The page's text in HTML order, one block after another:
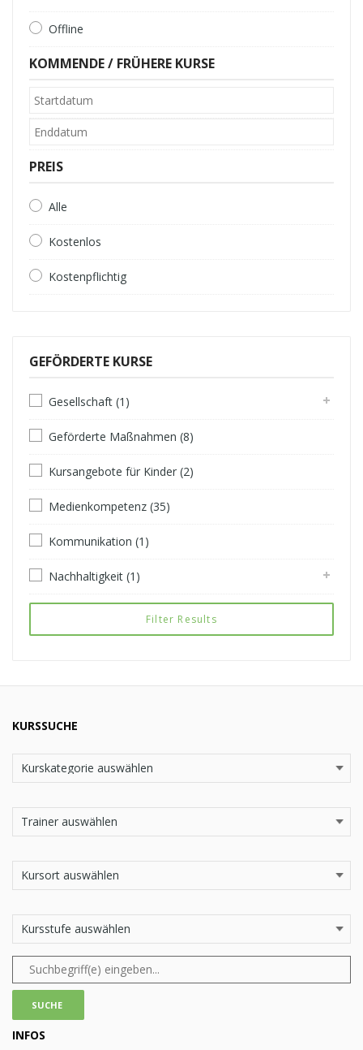
Offline
KOMMENDE / FRÜHERE KURSE
PREIS
Alle
Kostenlos
Kostenpflichtig
GEFÖRDERTE KURSE
Gesellschaft (1)
Geförderte Maßnahmen (8)
Kursangebote für Kinder (2)
Medienkompetenz (35)
Kommunikation (1)
Nachhaltigkeit (1)
Filter Results
KURSSUCHE
INFOS